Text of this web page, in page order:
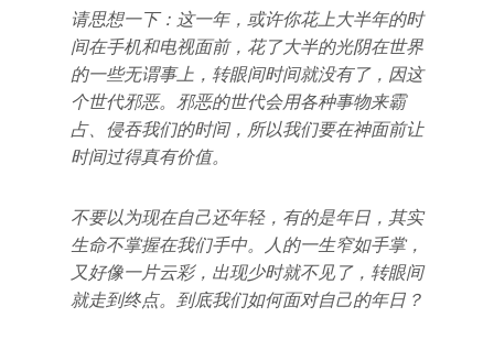
请思想一下：这一年，或许你花上大半年的时
间在手机和电视面前，花了大半的光阴在世界
的一些无谓事上，转眼间时间就没有了，因这
个世代邪恶。邪恶的世代会用各种事物来霸
占、侵吞我们的时间，所以我们要在神面前让
时间过得真有价值。
不要以为现在自己还年轻，有的是年日，其实
生命不掌握在我们手中。人的一生窄如手掌，
又好像一片云彩，出现少时就不见了，转眼间
就走到终点。到底我们如何面对自己的年日？